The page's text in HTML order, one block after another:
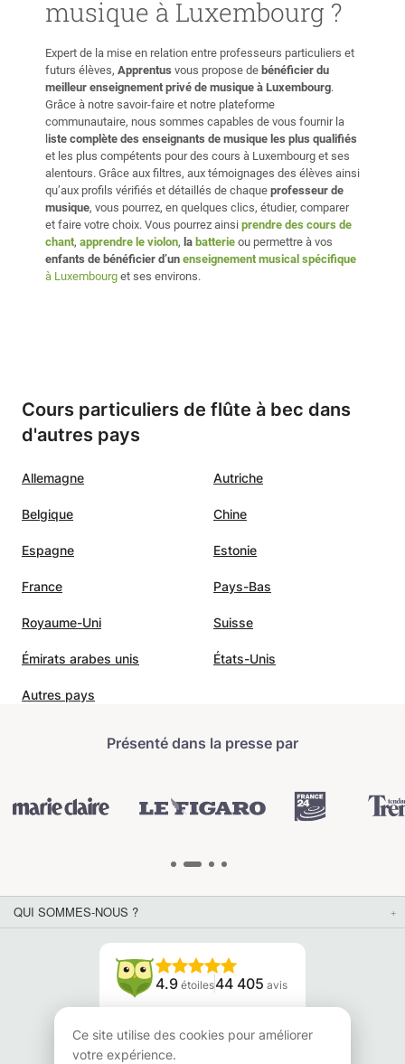
musique à Luxembourg ?
Expert de la mise en relation entre professeurs particuliers et
futurs élèves, Apprentus vous propose de bénéficier du
meilleur enseignement privé de musique à Luxembourg.
Grâce à notre savoir-faire et notre plateforme
communautaire, nous sommes capables de vous fournir la
liste complète des enseignants de musique les plus qualifiés
et les plus compétents pour des cours à Luxembourg et ses
alentours. Grâce aux filtres, aux témoignages des élèves ainsi
qu’aux profils vérifiés et détaillés de chaque professeur de
musique, vous pourrez, en quelques clics, étudier, comparer
et faire votre choix. Vous pourrez ainsi prendre des cours de
chant, apprendre le violon, la batterie ou permettre à vos
enfants de bénéficier d’un enseignement musical spécifique
à Luxembourg et ses environs.
Cours particuliers de flûte à bec dans
d'autres pays
Allemagne Autriche
Belgique Chine
Espagne Estonie
France Pays-Bas
Royaume-Uni Suisse
Émirats arabes unis États-Unis
Autres pays
Présenté dans la presse par
QUI SOMMES-NOUS ?
4.9 étoiles44 405 avis
Lisez nos avis
Ce site utilise des cookies pour améliorer
votre expérience.